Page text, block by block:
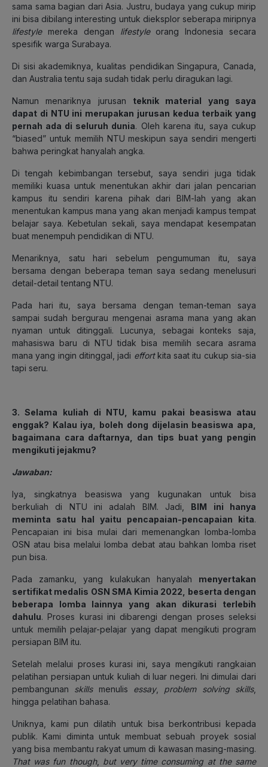
sama sama bagian dari Asia. Justru, budaya yang cukup mirip
ini bisa dibilang interesting untuk dieksplor seberapa miripnya
lifestylemereka dengan lifestyleorang Indonesia secara
spesifik warga Surabaya.
Di sisi akademiknya, kualitas pendidikan Singapura, Canada,
dan Australia tentu saja sudah tidak perlu diragukan lagi.
Namun menariknya jurusan
teknik material yang saya
dapat di NTU ini merupakan jurusan kedua terbaik yang
pernah ada di seluruh dunia. Oleh karena itu, saya cukup
“biased” untuk memilih NTU meskipun saya sendiri mengerti
bahwa peringkat hanyalah angka.
Di tengah kebimbangan tersebut, saya sendiri juga tidak
memiliki kuasa untuk menentukan akhir dari jalan pencarian
kampus itu sendiri karena pihak dari BIM-lah yang akan
menentukan kampus mana yang akan menjadi kampus tempat
belajar saya. Kebetulan sekali, saya mendapat kesempatan
buat menempuh pendidikan di NTU.
Menariknya, satu hari sebelum pengumuman itu, saya
bersama dengan beberapa teman saya sedang menelusuri
detail-detail tentang NTU.
Pada hari itu, saya bersama dengan teman-teman saya
sampai sudah bergurau mengenai asrama mana yang akan
nyaman untuk ditinggali. Lucunya, sebagai konteks saja,
mahasiswa baru di NTU tidak bisa memilih secara asrama
mana yang ingin ditinggal, jadi effortkita saat itu cukup sia-sia
tapi seru.
3. Selama kuliah di NTU, kamu pakai beasiswa atau
enggak? Kalau iya, boleh dong dijelasin beasiswa apa,
bagaimana cara daftarnya, dan tips buat yang pengin
mengikuti jejakmu?
Jawaban:
Iya, singkatnya beasiswa yang kugunakan untuk bisa
berkuliah di NTU ini adalah BIM. Jadi, BIM ini hanya
meminta satu hal yaitu pencapaian-pencapaian kita.
Pencapaian ini bisa mulai dari memenangkan lomba-lomba
OSN atau bisa melalui lomba debat atau bahkan lomba riset
pun bisa.
Pada zamanku, yang kulakukan hanyalah menyertakan
sertifikat medalis OSN SMA Kimia 2022, beserta dengan
beberapa lomba lainnya yang akan dikurasi terlebih
dahulu. Proses kurasi ini dibarengi dengan proses seleksi
untuk memilih pelajar-pelajar yang dapat mengikuti program
persiapan BIM itu.
Setelah melalui proses kurasi ini, saya mengikuti rangkaian
pelatihan persiapan untuk kuliah di luar negeri. Ini dimulai dari
pembangunan skillsmenulis essay, problem solving skills,
hingga pelatihan bahasa.
Uniknya, kami pun dilatih untuk bisa berkontribusi kepada
publik. Kami diminta untuk membuat sebuah proyek sosial
yang bisa membantu rakyat umum di kawasan masing-masing.
That was fun though, but very time consuming at the same